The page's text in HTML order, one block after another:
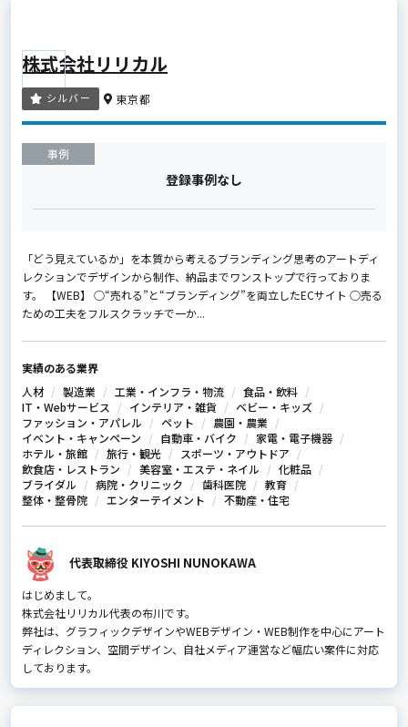
株式会社リリカル
シルバー 東京都
事例
登録事例なし
「どう見えているか」を本質から考えるブランディング思考のアートディ
レクションでデザインから制作、納品までワンストップで行っておりま
す。 【WEB】 ○“売れる”と“ブランディング”を両立したECサイト ○売る
ための工夫をフルスクラッチで一か...
実績のある業界
人材
製造業 工業・インフラ・物流
食品・飲料
IT・Webサービス
インテリア・雑貨
ベビー・キッズ
ファッション・アパレル
ペット
農園・農業
イベント・キャンペーン
自動車・バイク
家電・電子機器
ホテル・旅館
旅行・観光
スポーツ・アウトドア
飲食店・レストラン
美容室・エステ・ネイル
化粧品
ブライダル
病院・クリニック 歯科医院
教育
整体・整骨院
エンターテイメント 不動産・住宅
代表取締役 KIYOSHI NUNOKAWA
はじめまして。
株式会社リリカル代表の布川です。
弊社は、グラフィックデザインやWEBデザイン・WEB制作を中心にアート
ディレクション、空間デザイン、自社メディア運営など幅広い案件に対応
しております。